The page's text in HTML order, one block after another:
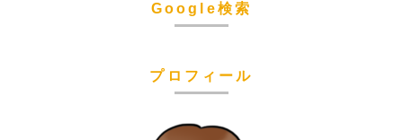
Google検索
プロフィール